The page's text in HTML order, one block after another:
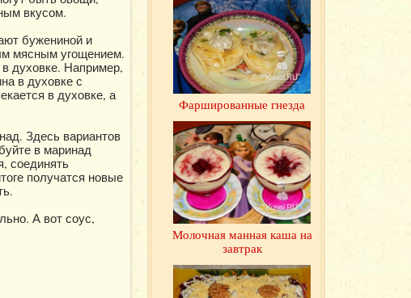
вкусом.
бужениной и
мясным угощением.
духовке. Например,
в духовке с
в духовке, а
Здесь вариантов
в маринад
соединять
получатся новые
А вот соус,
Фаршированные гнезда
Молочная манная каша на
завтрак